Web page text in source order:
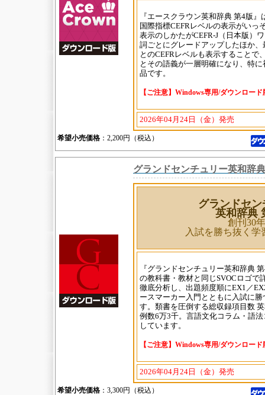
『エースクラウン英和辞典 第4版
国際指標CEFRレベルの表示がいっ
表示のしかたがCEFR-J（日本版）
詞ごとにグレードアップしたほか
とのCEFRレベルも表示することで
とその語義が一層明確になり、特
品です。
【ご注意】Windows専用/ダウンロード
2026年04月24日（金）発売
希望小売価格 ：2,200円（税込）
グランドセンチュリー英和辞
グランドセ
英和辞典
創刊30
入試を勝ち抜く学
『グランドセンチュリー英和辞典
の教科書・教材と同じSVOCロゴで
徹底分析し、出題頻度順にEX1／
ースマーカー入門とともに入試に
す。類書を圧倒する総収録項目数
例数6万3千。言語文化コラム・語
しています。
【ご注意】Windows専用/ダウンロード
2026年04月24日（金）発売
希望小売価格 ：3,300円（税込）